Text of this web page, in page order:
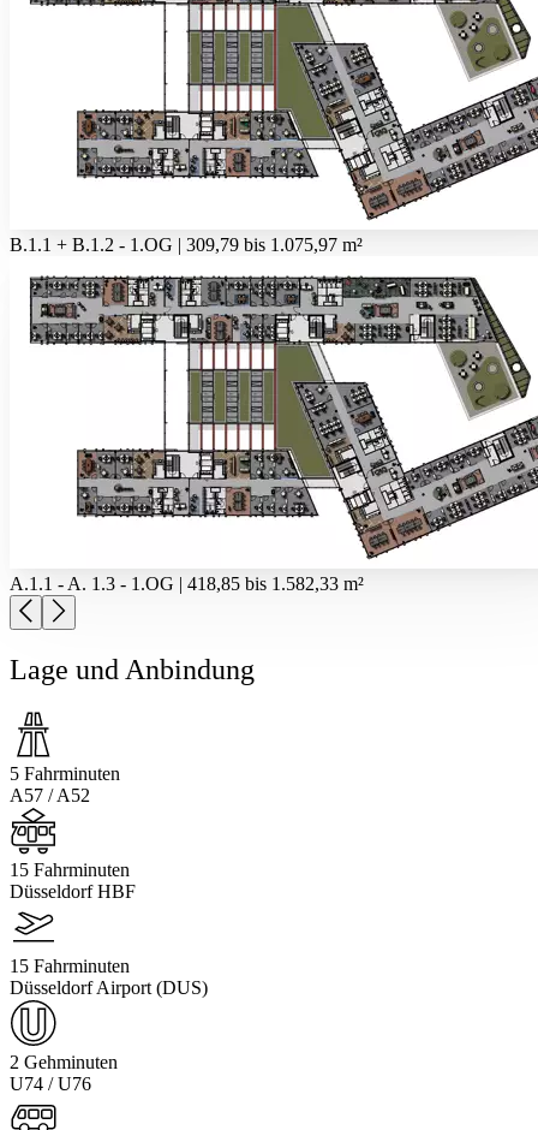
B.1.1 + B.1.2 - 1.OG | 309,79 bis 1.075,97 m²
A.1.1 - A. 1.3 - 1.OG | 418,85 bis 1.582,33 m²
Lage und Anbindung
5 Fahrminuten
A57 / A52
15 Fahrminuten
Düsseldorf HBF
15 Fahrminuten
Düsseldorf Airport (DUS)
2 Gehminuten
U74 / U76